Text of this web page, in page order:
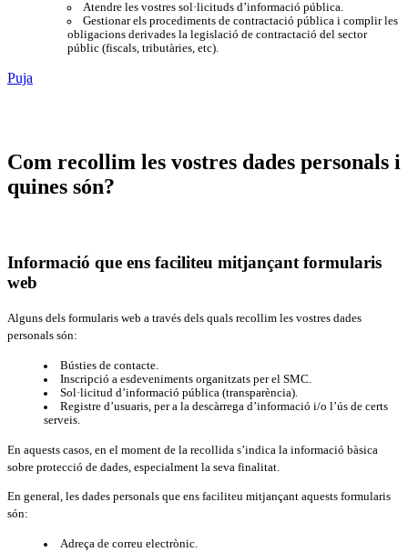
Atendre les vostres sol·licituds d’informació pública.
Gestionar els procediments de contractació pública i complir les
obligacions derivades la legislació de contractació del sector
públic (fiscals, tributàries, etc).
Puja
Com recollim les vostres dades personals i
quines són?
Informació que ens faciliteu mitjançant formularis
web
Alguns dels formularis web a través dels quals recollim les vostres dades
personals són:
Bústies de contacte.
Inscripció a esdeveniments organitzats per el SMC.
Sol·licitud d’informació pública (transparència).
Registre d’usuaris, per a la descàrrega d’informació i/o l’ús de certs
serveis.
En aquests casos, en el moment de la recollida s’indica la informació bàsica
sobre protecció de dades, especialment la seva finalitat.
En general, les dades personals que ens faciliteu mitjançant aquests formularis
són:
Adreça de correu electrònic.